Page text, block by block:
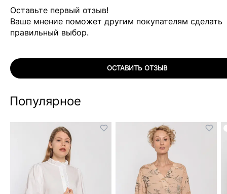
Оставьте первый отзыв!
Ваше мнение поможет другим покупателям сделать
правильный выбор.
ОСТАВИТЬ ОТЗЫВ
Популярное